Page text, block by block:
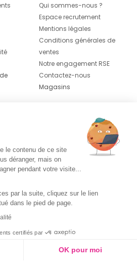
Qui sommes-nous ?
Espace recrutement
Mentions légales
Conditions générales de
ventes
Notre engagement RSE
Contactez-nous
Magasins
& le
le contenu de ce site
déranger, mais on
pendant votre visite...
par la suite, cliquez sur le lien
dans le pied de page.
certifiés par
OK pour moi